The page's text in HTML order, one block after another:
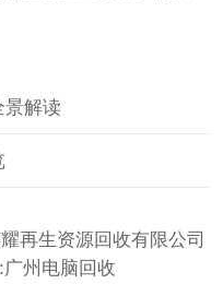
景解读
再生资源回收有限公司
广州电脑回收